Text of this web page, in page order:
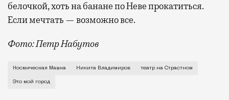
белочкой, хоть на банане по Неве прокатиться.
Если мечтать — возможно все.
Фото: Петр Набутов
О рождении за границей благодаря бабушке
Космическая Машка Никита Владимиров театр на Страстном
Это мой город